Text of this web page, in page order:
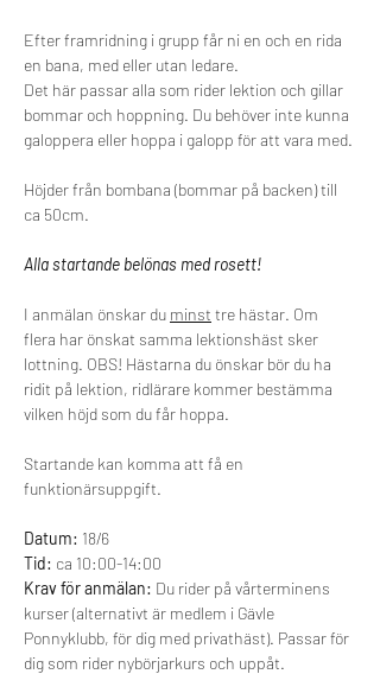
Efter framridning i grupp får ni en och en rida
en bana, med eller utan ledare.
Det här passar alla som rider lektion och gillar
bommar och hoppning. Du behöver inte kunna
galoppera eller hoppa i galopp för att vara med.
Höjder från bombana (bommar på backen) till
ca 50cm.
Alla startande belönas med rosett!
I anmälan önskar du minst tre hästar. Om
flera har önskat samma lektionshäst sker
lottning. OBS! Hästarna du önskar bör du ha
ridit på lektion, ridlärare kommer bestämma
vilken höjd som du får hoppa.
Startande kan komma att få en
funktionärsuppgift.
Datum: 18/6
Tid: ca 10:00-14:00
Krav för anmälan: Du rider på vårterminens
kurser (alternativt är medlem i Gävle
Ponnyklubb, för dig med privathäst). Passar för
dig som rider nybörjarkurs och uppåt.